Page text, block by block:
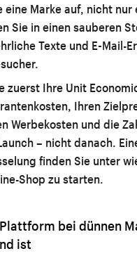
eine Marke auf, nicht nur
Sie in einen sauberen
Texte und E-Mail-
zuerst Ihre Unit
Ihren
Werbekosten und die
– nicht danach.
finden Sie unter
Shop zu starten.
bei dünnen
ist